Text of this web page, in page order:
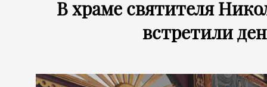
В храме святителя
встретили